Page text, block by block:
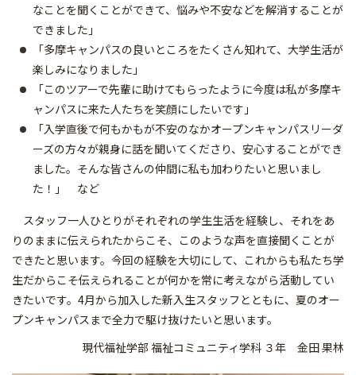
なことを聞くことができて、悩みや不安などを解消することが
できました」
「多摩キャンパスの良いところをたくさん知れて、大学生活が
楽しみになりました」
「このツアーで先輩に助けてもらったように今度は私が多摩キ
ャンパスに来た人たちを笑顔にしたいです」
「入学直後で何もかもが不安のなかオープンキャンパスリーダ
ーズの方々が親身に話を聞いてくださり、安心することができ
ました。そんな皆さんの仲間に私も加わりたいと思いまし
た！」 など
スタッフ一人ひとりがそれぞれの学生生活を経験し、それをあ
りのままに伝えられたからこそ、このような声を直接聞くことが
できたと思います。今回の経験を大切にして、これからも私たち学
生だからこそ伝えられることが何かを常に考えながら活動してい
きたいです。4月から加入した新入生スタッフとともに、夏のオー
プンキャンパスまで全力で駆け抜けたいと思います。
現代福祉学部 福祉コミュニティ学科 ３年 金田 果林